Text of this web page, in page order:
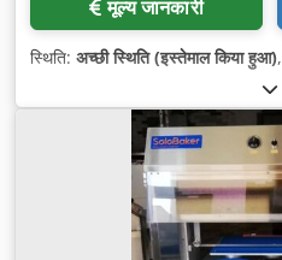
मूल्य जानकारी
स्थिति: अच्छी स्थिति (इस्तेमाल किया हुआ),